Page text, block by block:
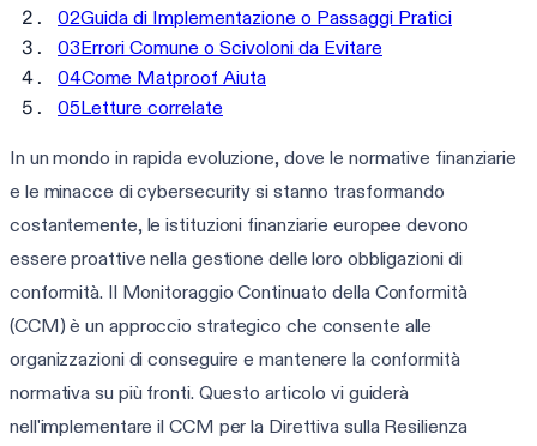
02Guida di Implementazione o Passaggi Pratici
03Errori Comune o Scivoloni da Evitare
04Come Matproof Aiuta
05Letture correlate
In un mondo in rapida evoluzione, dove le normative finanziarie
e le minacce di cybersecurity si stanno trasformando
costantemente, le istituzioni finanziarie europee devono
essere proattive nella gestione delle loro obbligazioni di
conformità. Il Monitoraggio Continuato della Conformità
(CCM) è un approccio strategico che consente alle
organizzazioni di conseguire e mantenere la conformità
normativa su più fronti. Questo articolo vi guiderà
nell'implementare il CCM per la Direttiva sulla Resilienza